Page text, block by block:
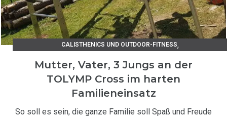
CALISTHENICS UND OUTDOOR-FITNESS,
Mutter, Vater, 3 Jungs an der
TOLYMP Cross im harten
Familieneinsatz
So soll es sein, die ganze Familie soll Spaß und Freude